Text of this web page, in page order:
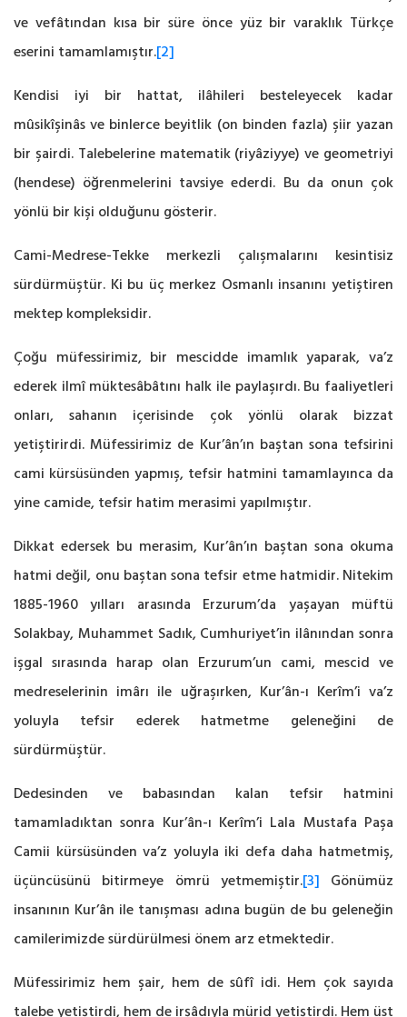
ve vefâtından kısa bir süre önce yüz bir varaklık Türkçe
eserini tamamlamıştır.[2]
Kendisi iyi bir hattat, ilâhileri besteleyecek kadar
mûsikîşinâs ve binlerce beyitlik (on binden fazla) şiir yazan
bir şairdi. Talebelerine matematik (riyâziyye) ve geometriyi
(hendese) öğrenmelerini tavsiye ederdi. Bu da onun çok
yönlü bir kişi olduğunu gösterir.
Cami-Medrese-Tekke merkezli çalışmalarını kesintisiz
sürdürmüştür. Ki bu üç merkez Osmanlı insanını yetiştiren
mektep kompleksidir.
Çoğu müfessirimiz, bir mescidde imamlık yaparak, va’z
ederek ilmî müktesâbâtını halk ile paylaşırdı. Bu faaliyetleri
onları, sahanın içerisinde çok yönlü olarak bizzat
yetiştirirdi. Müfessirimiz de Kur’ân’ın baştan sona tefsirini
cami kürsüsünden yapmış, tefsir hatmini tamamlayınca da
yine camide, tefsir hatim merasimi yapılmıştır.
Dikkat edersek bu merasim, Kur’ân’ın baştan sona okuma
hatmi değil, onu baştan sona tefsir etme hatmidir. Nitekim
1885-1960 yılları arasında Erzurum’da yaşayan müftü
Solakbay, Muhammet Sadık, Cumhuriyet’in ilânından sonra
işgal sırasında harap olan Erzurum’un cami, mescid ve
medreselerinin imârı ile uğraşırken, Kur’ân-ı Kerîm’i va’z
yoluyla tefsir ederek hatmetme geleneğini de
sürdürmüştür.
Dedesinden ve babasından kalan tefsir hatmini
tamamladıktan sonra Kur’ân-ı Kerîm’i Lala Mustafa Paşa
Camii kürsüsünden va’z yoluyla iki defa daha hatmetmiş,
üçüncüsünü bitirmeye ömrü yetmemiştir.[3] Gönümüz
insanının Kur’ân ile tanışması adına bugün de bu geleneğin
camilerimizde sürdürülmesi önem arz etmektedir.
Müfessirimiz hem şair, hem de sûfî idi. Hem çok sayıda
talebe yetiştirdi, hem de irşâdıyla mürid yetiştirdi. Hem üst